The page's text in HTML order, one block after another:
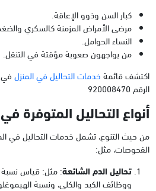
كبار السن وذوو الإعاقة.
مرضى الأمراض المزمنة كالسكري
النساء الحوامل.
من يواجهون صعوبة مؤقتة في التنقل.
اكتشف قائمة خدمات التحاليل في المنزل في
الرقم 920008470
أنواع التحاليل المتوفرة
من حيث التنوع، تشمل خدمات التحاليل في
الفحوصات، مثل:
تحاليل الدم الشائعة: مثل: قياس نسبة
ووظائف الكبد والكلى، ونسبة